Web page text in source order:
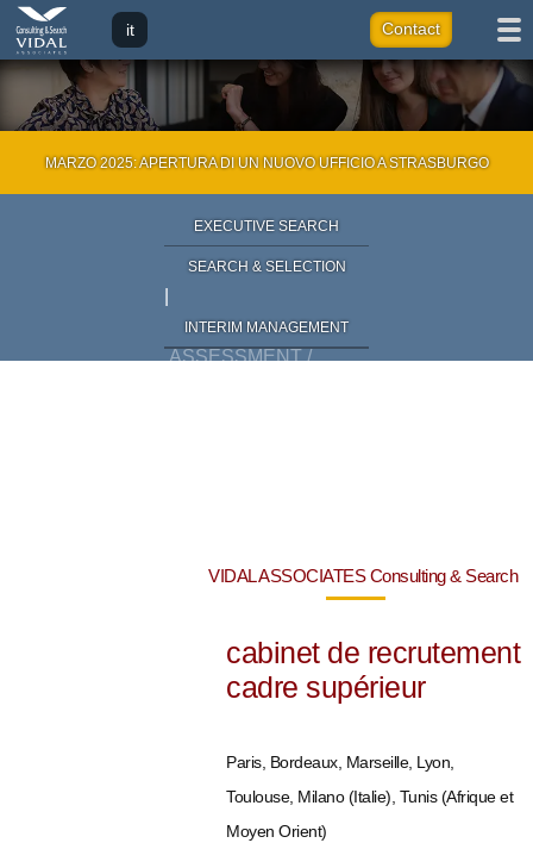
fr
eng
it
ar
Contact
MARZO 2025: APERTURA DI UN NUOVO UFFICIO A STRASBURGO
EXECUTIVE SEARCH
SEARCH & SELECTION
INTERIM MANAGEMENT
|ASSESSMENT /
VIDAL ASSOCIATES Consulting & Search
cabinet de recrutement
cadre supérieur
Paris, Bordeaux, Marseille, Lyon,
Toulouse, Milano (Italie), Tunis (Afrique et
Moyen Orient)